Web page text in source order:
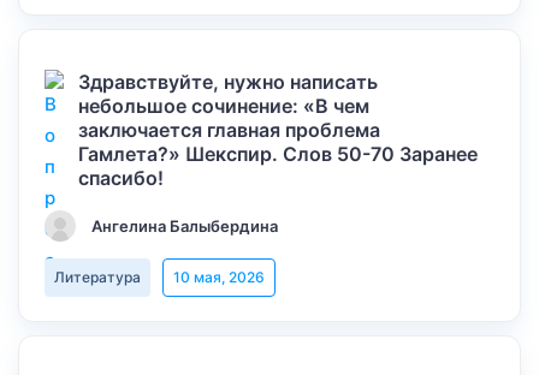
Здравствуйте, нужно написать
небольшое сочинение: «В чем
заключается главная проблема
Гамлета?» Шекспир. Слов 50-70 Заранее
спасибо!
Ангелина Балыбердина
Литература 10 мая, 2026